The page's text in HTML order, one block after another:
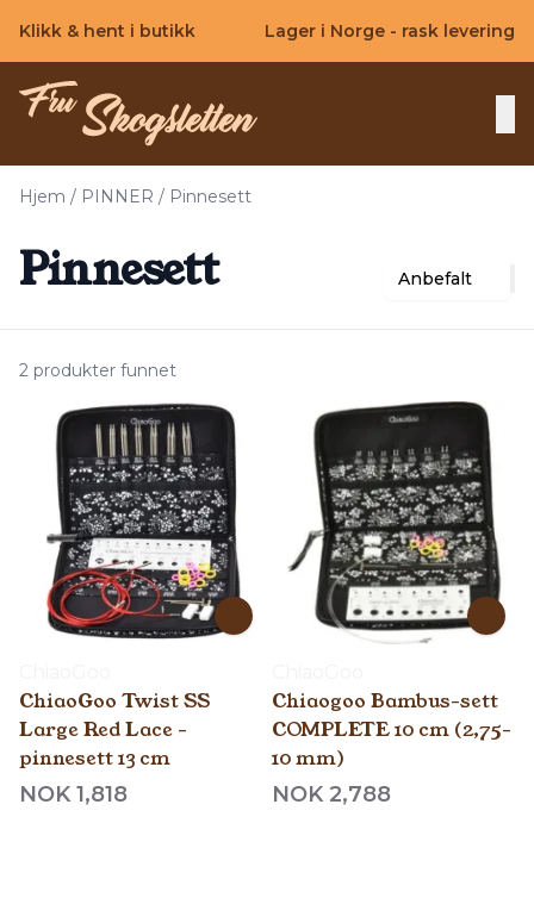
Klikk & hent i butikk Lager i Norge - rask levering
Hjem / PINNER / Pinnesett
Pinnesett Anbefalt
2 produkter funnet
ChiaoGoo Twist SS
Large Red Lace -
pinnesett 13 cm
NOK 1,818
Chiaogoo Bambus-sett
COMPLETE 10 cm (2,75-
10 mm)
NOK 2,788